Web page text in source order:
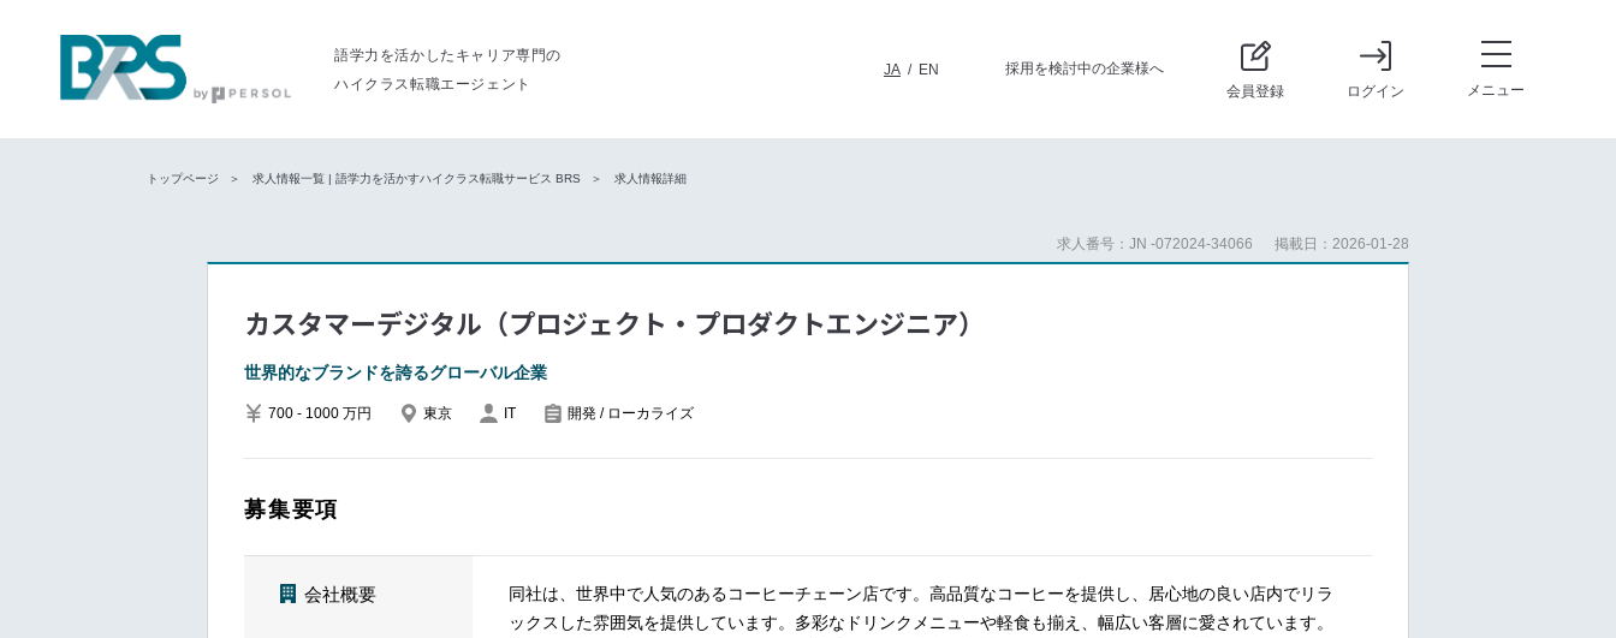
語学力を活かしたキャリア専門の
ハイクラス転職エージェント
JA / EN
採用を検討中の企業様へ
会員登録
ログイン メニュー
トップページ 求人情報一覧 | 語学力を活かすハイクラス転職サービス BRS 求人情報詳細
求人番号：JN -072024-34066 掲載日：2026-01-28
カスタマーデジタル（プロジェクト・プロダクトエンジニア）
世界的なブランドを誇るグローバル企業
700 - 1000 万円 東京 IT 開発 / ローカライズ
募集要項
会社概要
同社は、世界中で人気のあるコーヒーチェーン店です。高品質なコーヒーを提供し、居心地の良い店内でリラ
ックスした雰囲気を提供しています。多彩なドリンクメニューや軽食も揃え、幅広い客層に愛されています。